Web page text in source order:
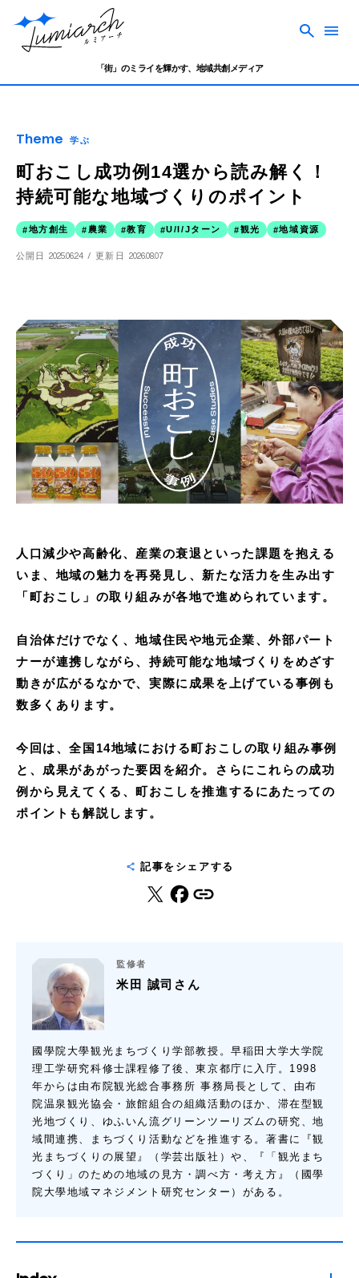
「街」のミライを輝かす、地域共創メディア
Theme 学ぶ
町おこし成功例14選から読み解く！
持続可能な地域づくりのポイント
地方創生 農業 教育 U/I/Jターン 観光 地域資源
公開日 2025.06.24 更新日 2026.08.07
人口減少や高齢化、産業の衰退といった課題を抱える
いま、地域の魅力を再発見し、新たな活力を生み出す
「町おこし」の取り組みが各地で進められています。
自治体だけでなく、地域住民や地元企業、外部パート
ナーが連携しながら、持続可能な地域づくりをめざす
動きが広がるなかで、実際に成果を上げている事例も
数多くあります。
今回は、全国14地域における町おこしの取り組み事例
と、成果があがった要因を紹介。さらにこれらの成功
例から見えてくる、町おこしを推進するにあたっての
ポイントも解説します。
記事をシェアする
監修者
米田 誠司さん
國學院大學観光まちづくり学部教授。早稲田大学大学院
理工学研究科修士課程修了後、東京都庁に入庁。1998
年からは由布院観光総合事務所 事務局長として、由布
院温泉観光協会・旅館組合の組織活動のほか、滞在型観
光地づくり、ゆふいん流グリーンツーリズムの研究、地
域間連携、まちづくり活動などを推進する。著書に『観
光まちづくりの展望』（学芸出版社）や、『「観光まち
づくり」のための地域の見方・調べ方・考え方』（國學
院大學地域マネジメント研究センター）がある。